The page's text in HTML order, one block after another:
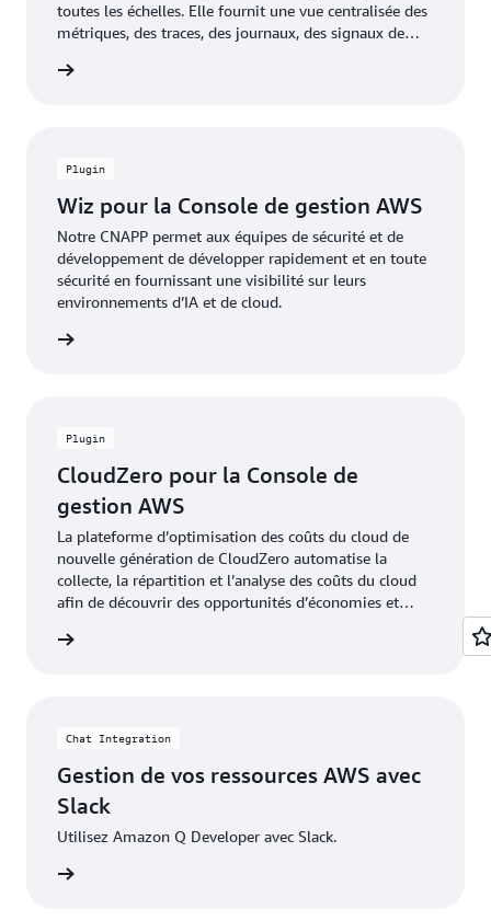
toutes les échelles. Elle fournit une vue centralisée des
métriques, des traces, des journaux, des signaux de
équipes puissent collaborer plus efficacement.
Plugin
Wiz pour la Console de gestion AWS
Notre CNAPP permet aux équipes de sécurité et de
développement de développer rapidement et en toute
sécurité en fournissant une visibilité sur leurs
environnements d’IA et de cloud.
Plugin
CloudZero pour la Console de
gestion AWS
La plateforme d’optimisation des coûts du cloud de
nouvelle génération de CloudZero automatise la
collecte, la répartition et l’analyse des coûts du cloud
afin de découvrir des opportunités d’économies et
Chat Integration
Gestion de vos ressources AWS avec
Slack
Utilisez Amazon Q Developer avec Slack.